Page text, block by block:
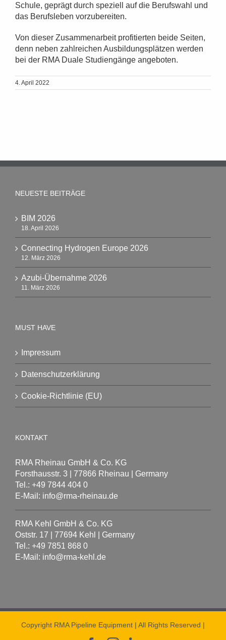
Schule, geprägt durch speziell auf die Berufswahl und
das Berufsleben vorzubereiten.
Von dieser Zusammenarbeit profitierten beide Seiten,
denn neben zahlreichen Ausbildungsplätzen werden
bei der RMA Duale Studiengänge angeboten.
4. April 2022
NEUESTE BEITRÄGE
BIM 2026
18. April 2026
Connecting Hydrogen Europe 2026
12. März 2026
Azubi-Übernahme 2026
11. März 2026
MUST HAVE
Impressum
Datenschutzerklärung
Cookie-Richtlinie (EU)
KONTAKT
RMA Rheinau GmbH & Co. KG
Forsthausstr. 3 | 77866 Rheinau | Germany
Tel.: +49 7844 404 0
E-Mail: info@rma-rheinau.de
RMA Kehl GmbH & Co. KG
Oststr. 17 | 77694 Kehl | Germany
Tel.: +49 7851 868 0
E-Mail: info@rma-kehl.de
Copyright RMA Pipeline Equipment | All Rights Reserved |